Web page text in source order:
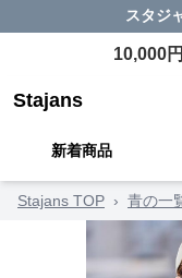
スタジ
10,000
Stajans
新着商品
Stajans TOP › 青の一